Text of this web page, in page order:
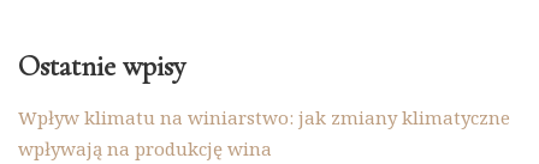
Ostatnie wpisy
Wpływ klimatu na winiarstwo: jak zmiany klimatyczne
wpływają na produkcję wina